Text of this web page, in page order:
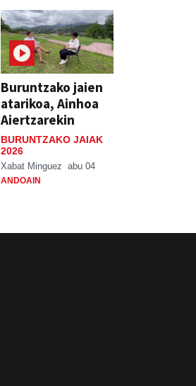
Buruntzako jaien
atarikoa, Ainhoa
Aiertzarekin
BURUNTZAKO JAIAK
2026
Xabat Minguez abu 04
ANDOAIN